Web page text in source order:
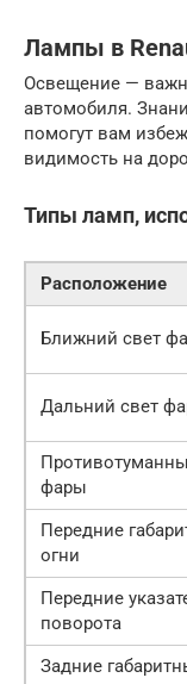
Лампы в
Освещение —
автомобиля.
помогут вам
видимость на
Типы ламп,
Расположение
Ближний свет
Дальний свет
фары
Передние
огни
Передние
поворота
Задние